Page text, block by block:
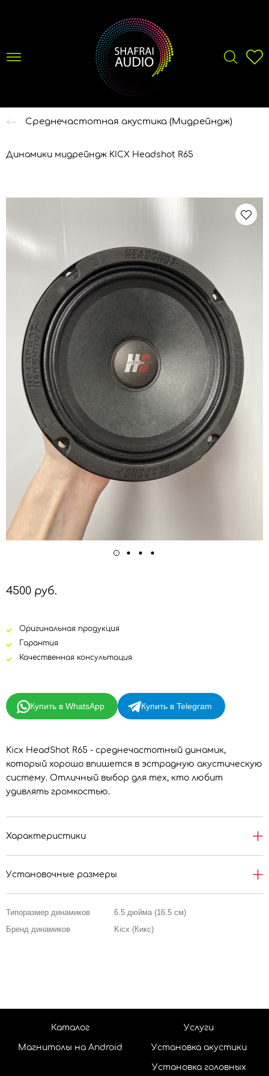
Среднечастотная акустика (Мидрейндж)
Динамики мидрейндж KICX Headshot R65
4500 руб.
Оригинальная продукция
Гарантия
Качественная консультация
Купить в WhatsApp Купить в Telegram
Kicx HeadShot R65 - среднечастотный динамик,
который хорошо впишется в эстрадную акустическую
систему. Отличный выбор для тех, кто любит
удивлять громкостью.
Характеристики
Установочные размеры
Типоразмер динамиков
6.5 дюйма (16.5 см)
Бренд динамиков
Kicx (Кикс)
Каталог
Магнитолы на Android
Услуги
Установка акустики
Установка головных